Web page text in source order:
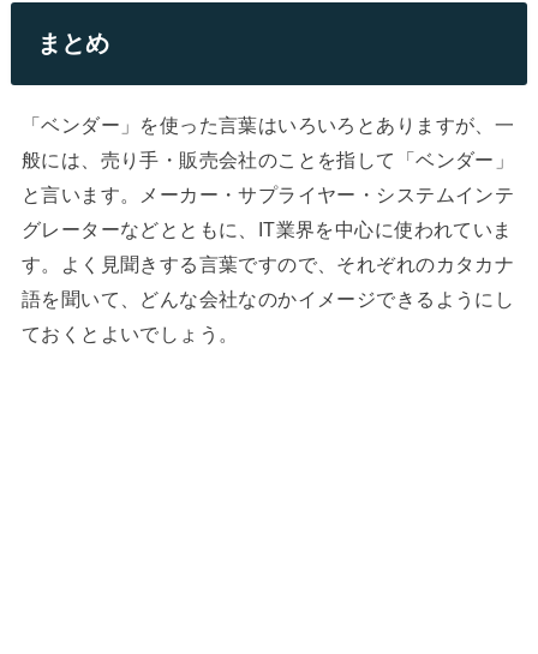
まとめ
「ベンダー」を使った言葉はいろいろとありますが、一
般には、売り手・販売会社のことを指して「ベンダー」
と言います。メーカー・サプライヤー・システムインテ
グレーターなどとともに、IT業界を中心に使われていま
す。よく見聞きする言葉ですので、それぞれのカタカナ
語を聞いて、どんな会社なのかイメージできるようにし
ておくとよいでしょう。